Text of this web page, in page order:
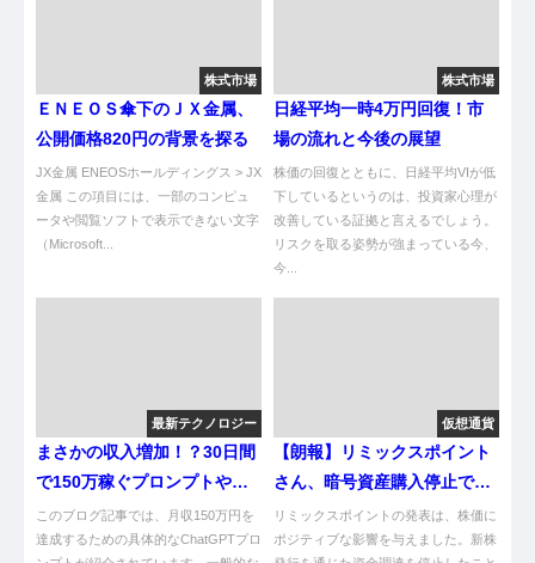
株式市場
ＥＮＥＯＳ傘下のＪＸ金属、
公開価格820円の背景を探る
JX金属 ENEOSホールディングス > JX
金属 この項目には、一部のコンピュ
ータや閲覧ソフトで表示できない文字
（Microsoft...
株式市場
日経平均一時4万円回復！市
場の流れと今後の展望
株価の回復とともに、日経平均VIが低
下しているというのは、投資家心理が
改善している証拠と言えるでしょう。
リスクを取る姿勢が強まっている今、
今...
最新テクノロジー
まさかの収入増加！？30日間
で150万稼ぐプロンプトやん
け！
このブログ記事では、月収150万円を
達成するための具体的なChatGPTプロ
仮想通貨
【朗報】リミックスポイント
さん、暗号資産購入停止で株
価は反発！ま？
リミックスポイントの発表は、株価に
ポジティブな影響を与えました。新株